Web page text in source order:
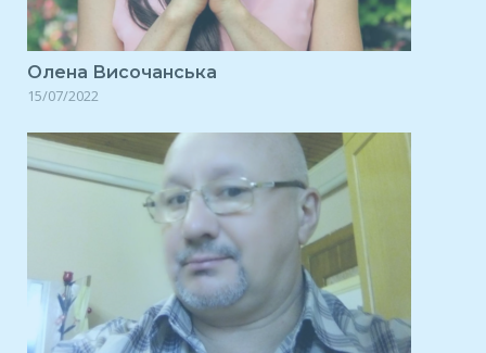
Олена Височанська
15/07/2022